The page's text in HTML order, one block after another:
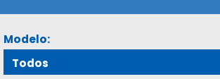
Modelo: